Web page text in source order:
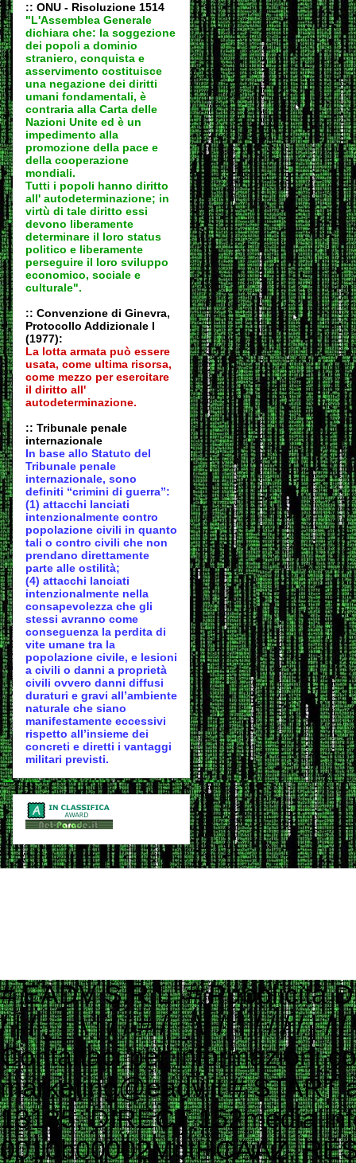
:: ONU - Risoluzione 1514
"L'Assemblea Generale
dichiara che: la soggezione
dei popoli a dominio
straniero, conquista e
asservimento costituisce
una negazione dei diritti
umani fondamentali, è
contraria alla Carta delle
Nazioni Unite ed è un
impedimento alla
promozione della pace e
della cooperazione
mondiali.
Tutti i popoli hanno diritto
all' autodeterminazione; in
virtù di tale diritto essi
devono liberamente
determinare il loro status
politico e liberamente
perseguire il loro sviluppo
economico, sociale e
culturale".
:: Convenzione di Ginevra,
Protocollo Addizionale I
(1977):
La lotta armata può essere
usata, come ultima risorsa,
come mezzo per esercitare
il diritto all'
autodeterminazione.
:: Tribunale penale
internazionale
In base allo Statuto del
Tribunale penale
internazionale, sono
definiti “crimini di guerra”:
(1) attacchi lanciati
intenzionalmente contro
popolazione civili in quanto
tali o contro civili che non
prendano direttamente
parte alle ostilità;
(4) attacchi lanciati
intenzionalmente nella
consapevolezza che gli
stessi avranno come
conseguenza la perdita di
vite umane tra la
popolazione civile, e lesioni
a civili o danni a proprietà
civili ovvero danni diffusi
duraturi e gravi all’ambiente
naturale che siano
manifestamente eccessivi
rispetto all’insieme dei
concreti e diretti i vantaggi
militari previsti.
# EADV S.R.L. # Pubblicità Digitale e Programmatic Advertising # ___ ____ _ __ # ___ / | / __ \ | / / # / _ \/ /| | / / / / | / / # / __/ ___ |/ /_/ /| |/ / # \___/_/ |_/_____/ |___/ # # Contattaci per informazioni commerciali # Website: www.eadv.it # Email: marketing@eadv.it # START ads.txt - vocidallastrada.org - 2023-10-18 14:39:45 eadv.it, 13135, DIRECT 152media.info, 152M10, RESELLER 33across.com, 0010b00002MptHCAAZ, RESELLER, bbea06d9c4d2853c 33across.com, 0010b00002T3JniAAF, RESELLER, bbea06d9c4d2853c 33across.com, 0010b00002cGp2AAAS, RESELLER, bbea06d9c4d2853c 33across.com, 0013300001kQj2HAAS, RESELLER, bbea06d9c4d2853c 33across.com, 0015a00002oUk4aAAC, RESELLER, bbea06d9c4d2853c 33across.com, 0015a00003DKg9ZAAT, RESELLER, bbea06d9c4d2853c ad.plus, 352349, RESELLER adagio.io, 1294, RESELLER adcolony.com, 496220845654deec, RESELLER, 1ad675c9de6b5176 adform.com, 1226, RESELLER adform.com, 1819, RESELLER, 9f5210a2f0999e32 adform.com, 1889, RESELLER adform.com, 1943, RESELLER adform.com, 2110, RESELLER adform.com, 2112, RESELLER adform.com, 2437, RESELLER, 9f5210a2f0999e32 adform.com, 2464, RESELLER, 9f5210a2f0999e32 adform.com, 3027, RESELLER adform.com, 622, RESELLER adipolo.com, 617128b0fe110c0ddd7603b4, RESELLER admanmedia.com, 43, RESELLER admixer.net, b6d49994-83c5-4ff9-aa8a-c9eb99d1bc8c, RESELLER adsinteractive.hu, 258, RESELLER adswizz.com, consumable, RESELLER adswizz.com, entravision, RESELLER adswizz.com, targetspot, RESELLER adtech.com, 4687, RESELLER adtelligent.com, 537714, RESELLER advertising.com, 14832, RESELLER advertising.com, 21483, RESELLER advertising.com, 23089, RESELLER advertising.com, 28246, RESELLER advertising.com, 28305, RESELLER advertising.com, 28335, RESELLER, e1a5b5b6e3255540 advertising.com, 6814, RESELLER advertising.com, 7574, RESELLER adyoulike.com, 83d15ef72d387a1e60e5a1399a2b0c03, RESELLER adyoulike.com, b3e21aeb2e950aa59e5e8cc1b6dd6f8e, RESELLER, 4ad745ead2958bf7 adyoulike.com, b4bf4fdd9b0b915f746f6747ff432bde, RESELLER, 4ad745ead2958bf7 ampliffy.com, 5037, RESELLER amxrtb.com, 105199548, RESELLER aniview.com, 5e82edf1634339243920a8e5, RESELLER, 78b21b97965ec3f8 aniview.com, 5ef4bc022e79664d2b473869, RESELLER, 78b21b97965ec3f8 aol.com, 27093, RESELLER aol.com, 46658, RESELLER aol.com, 58905, RESELLER, e1a5b5b6e3255540 aolcloud.net, 4687, RESELLER appads.in, 107606, RESELLER appnexus.com, 10040, RESELLER, f5ab79cb980f11d1 appnexus.com, 10200, RESELLER, f5ab79cb980f11d1 appnexus.com, 10239, RESELLER, f5ab79cb980f11d1 appnexus.com, 10371, RESELLER, f5ab79cb980f11d1 appnexus.com, 11470, RESELLER appnexus.com, 11487, RESELLER, f5ab79cb980f11d1 appnexus.com, 11664, RESELLER, f5ab79cb980f11d1 appnexus.com, 11786, RESELLER, f5ab79cb980f11d1 appnexus.com, 11924, RESELLER, f5ab79cb980f11d1 appnexus.com, 12223, RESELLER, f5ab79cb980f11d1 appnexus.com, 12290, RESELLER, f5ab79cb980f11d1 appnexus.com, 12637, RESELLER, f5ab79cb980f11d1 appnexus.com, 13044, RESELLER, f5ab79cb980f11d1 appnexus.com, 13099, RESELLER, f5ab79cb980f11d1 appnexus.com, 13381, RESELLER, f5ab79cb980f11d1 appnexus.com, 1356, RESELLER, f5ab79cb980f11d1 appnexus.com, 1360, RESELLER, f5ab79cb980f11d1 appnexus.com, 13701, RESELLER, f5ab79cb980f11d1 appnexus.com, 14077, RESELLER appnexus.com, 14416, RESELLER,